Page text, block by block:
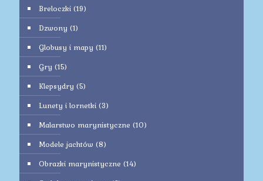
Breloczki (19)
Dzwony (1)
Globusy i mapy (11)
Gry (15)
Klepsydry (5)
Lunety i lornetki (3)
Malarstwo marynistyczne (10)
Modele jachtów (8)
Obrazki marynistyczne (14)